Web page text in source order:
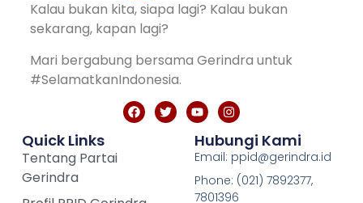
Kalau bukan kita, siapa lagi? Kalau bukan
sekarang, kapan lagi?
Mari bergabung bersama Gerindra untuk
#SelamatkanIndonesia.
Quick Links
Tentang Partai
Gerindra
Hubungi Kami
Email: ppid@gerindra.id
Phone: (021) 7892377,
7801396